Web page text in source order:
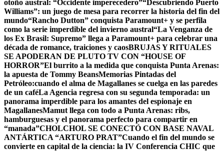
otoño austral: “Occidente imperecedero”“Descubriendo Puerto
Williams”: un juego de mesa para recorrer la historia del fin del
mundo“Rancho Dutton” conquista Paramount+ y se perfila
como la serie imperdible del invierno austral“La Venganza de
los Ex Brasil: Supremo” llega a Paramount+ para celebrar una
década de romance, traiciones y caosBRUJAS Y RITUALES
SE APODERAN DE PLUTO TV CON “HOUSE OF
HORROR”El burrito a la medida que conquista Punta Arenas:
la apuesta de Tommy BeansMemorias Pintadas del
Petróleo:cuando el alma de Magallanes se cuelga en las paredes
de un caféLa Agencia regresa con su segunda temporada: un
panorama imperdible para los amantes del espionaje en
MagallanesMamut llega con todo a Punta Arenas: ribs,
hamburguesas y el panorama perfecto para compartir en
“manada”CHOLCHOL SE CONECTÓ CON BASE NAVAL
ANTÁRTICA “ARTURO PRAT”Cuando el fin del mundo se
convierte en capital de la ciencia: la IV Conferencia CHIC que